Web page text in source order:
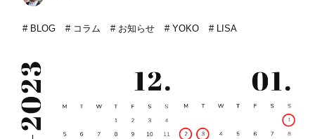
BLOG コラム お知らせ YOKO LISA